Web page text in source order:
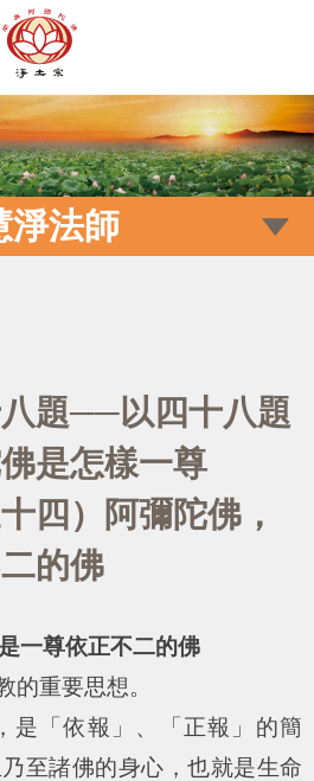
淨法師
題──以四十八題
是怎樣一尊
四）阿彌陀佛，
的佛
一尊依正不二的佛
重要思想。
「依報」、「正報」的簡
至諸佛的身心，也就是生命